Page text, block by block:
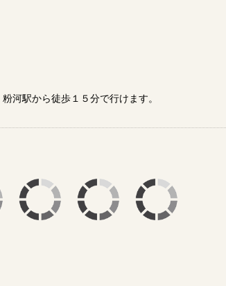
河駅から徒歩１５分で行けます。